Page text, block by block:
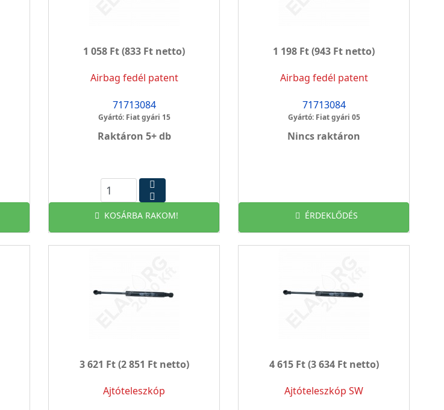
1 058 Ft(833 Ft netto)
Airbag fedél patent
71713084
Gyártó: Fiat gyári 15
Raktáron 5+ db
KOSÁRBA RAKOM!
1 198 Ft(943 Ft netto)
Airbag fedél patent
71713084
Gyártó: Fiat gyári 05
Nincs raktáron
ÉRDEKLŐDÉS
3 621 Ft(2 851 Ft netto)
Ajtóteleszkóp
4 615 Ft(3 634 Ft netto)
Ajtóteleszkóp SW